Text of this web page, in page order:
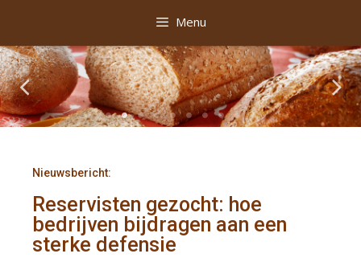
Menu
Nieuwsbericht:
Reservisten gezocht: hoe
bedrijven bijdragen aan een
sterke defensie